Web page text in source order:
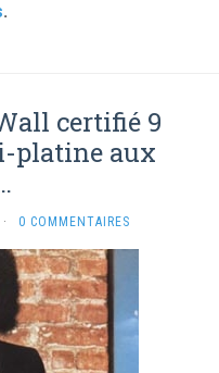
.
certifié 9
platine aux
· 0 COMMENTAIRES